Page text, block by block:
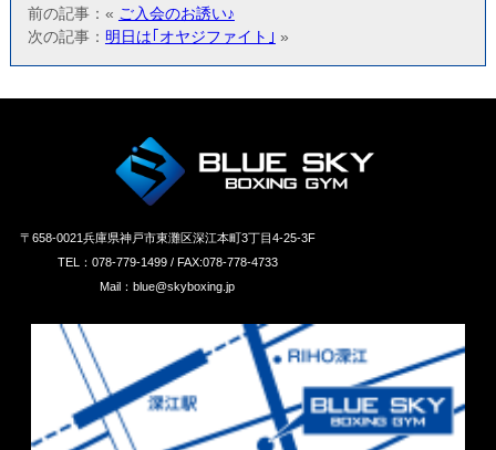
前の記事：« ご入会のお誘い♪
次の記事： 明日は｢オヤジファイト｣ »
〒658‐0021兵庫県神戸市東灘区深江本町3丁目4-25-3F
TEL：078-779-1499 / FAX:078-778-4733
Mail：blue@skyboxing.jp